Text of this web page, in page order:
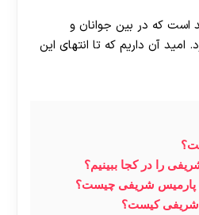
است که در بین جوانان و
امید آن داریم که تا انتهای این
را در کجا ببینیم؟
پارمیس شریفی چیست؟
کیست؟